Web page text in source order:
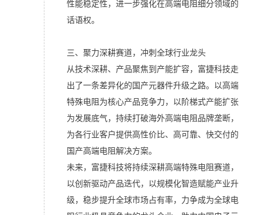
性能稳定性，进一步强化在高端电阻细分领域的
话语权。
三、聚力深耕赛道，冲刺全球行业龙头
从技术深耕、产品聚焦到产能扩容，富捷科技走
出了一条差异化的国产元器件升级之路。以高端
特殊电阻为核心产品竞争力，以阶梯式产能扩张
为发展底气，持续打破海外高端电阻品牌垄断，
为各行业客户提供高性价比、高可靠、快交付的
国产高端电阻解决方案。
未来，富捷科技将持续深耕高端特殊电阻赛道，
以创新驱动产品迭代，以规模化智造赋能产业升
级，稳步提升全球市场占有率，力争成为全球电